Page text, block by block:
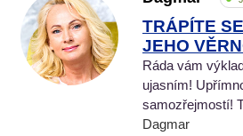
TRÁPÍTE
JEHO
Ráda vám
ujasním!
samozřejmostí!
Dagmar